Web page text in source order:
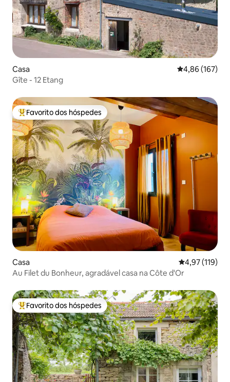
Casa Classificação
4,86 (167)
Gîte - 12 Etang
Favoritos dos hóspedes mais apreciados
Favorito dos hóspedes
Casa Classificação
4,97 (119)
Au Filet du Bonheur, agradável casa na Côte d'Or
Favoritos dos hóspedes mais apreciados
Favorito dos hóspedes